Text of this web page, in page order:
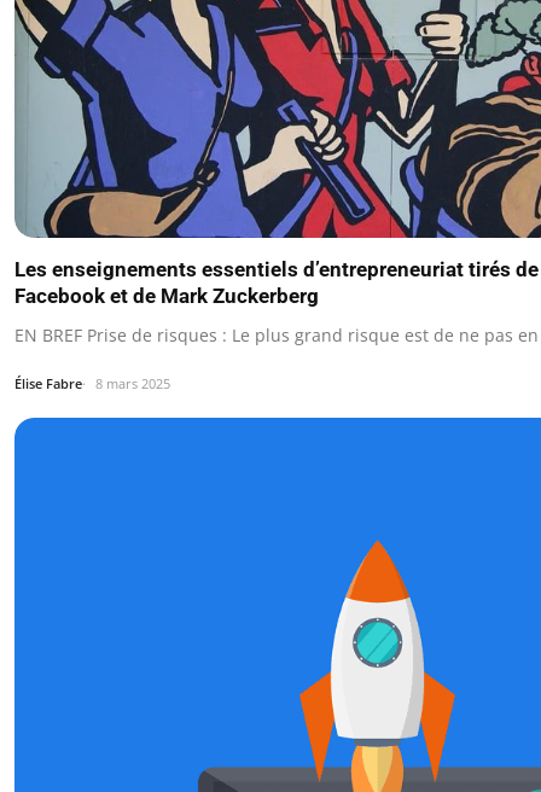
Les enseignements essentiels d’entrepreneuriat tirés de
Facebook et de Mark Zuckerberg
EN BREF Prise de risques : Le plus grand risque est de ne pas
Élise Fabre 8 mars 2025